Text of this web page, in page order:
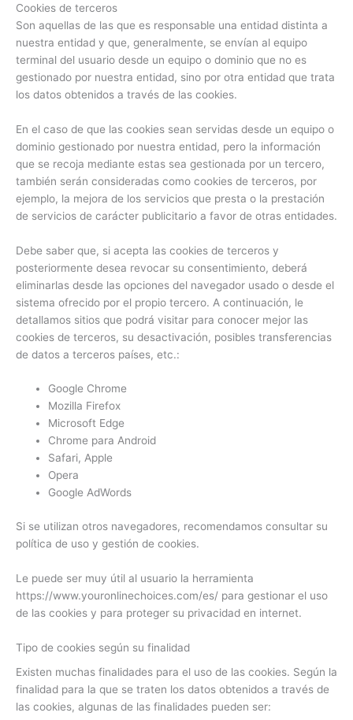
Cookies de terceros
Son aquellas de las que es responsable una entidad distinta a
nuestra entidad y que, generalmente, se envían al equipo
terminal del usuario desde un equipo o dominio que no es
gestionado por nuestra entidad, sino por otra entidad que trata
los datos obtenidos a través de las cookies.
En el caso de que las cookies sean servidas desde un equipo o
dominio gestionado por nuestra entidad, pero la información
que se recoja mediante estas sea gestionada por un tercero,
también serán consideradas como cookies de terceros, por
ejemplo, la mejora de los servicios que presta o la prestación
de servicios de carácter publicitario a favor de otras entidades.
Debe saber que, si acepta las cookies de terceros y
posteriormente desea revocar su consentimiento, deberá
eliminarlas desde las opciones del navegador usado o desde el
sistema ofrecido por el propio tercero. A continuación, le
detallamos sitios que podrá visitar para conocer mejor las
cookies de terceros, su desactivación, posibles transferencias
de datos a terceros países, etc.:
Google Chrome
Mozilla Firefox
Microsoft Edge
Chrome para Android
Safari, Apple
Opera
Google AdWords
Si se utilizan otros navegadores, recomendamos consultar su
política de uso y gestión de cookies.
Le puede ser muy útil al usuario la herramienta
https://www.youronlinechoices.com/es/ para gestionar el uso
de las cookies y para proteger su privacidad en internet.
Tipo de cookies según su finalidad
Existen muchas finalidades para el uso de las cookies. Según la
finalidad para la que se traten los datos obtenidos a través de
las cookies, algunas de las finalidades pueden ser: